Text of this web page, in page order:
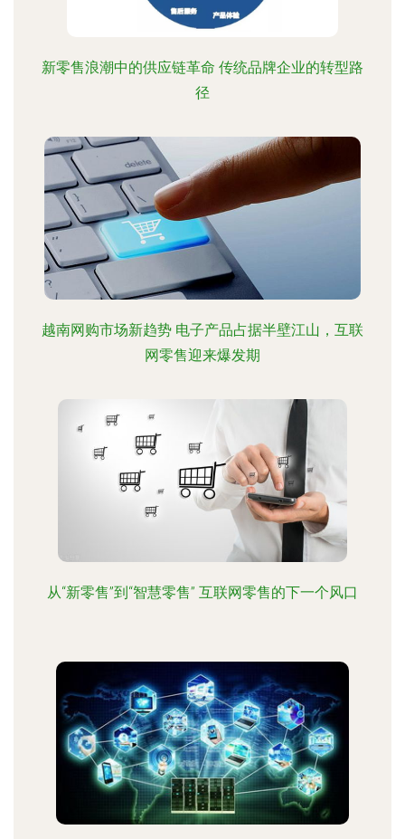
新零售浪潮中的供应链革命 传统品牌企业的转型路
径
越南网购市场新趋势 电子产品占据半壁江山，互联
网零售迎来爆发期
从“新零售”到“智慧零售” 互联网零售的下一个风口